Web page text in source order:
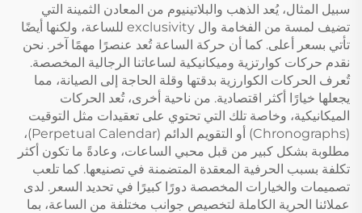
سبيل المثال، يُعد الذهب والبلاتينيوم من المعادن الثمينة التي
تضيف لمسة من الفخامة وال exclusivity للساعة، ولكنها أيضًا
تأتي بسعر أعلى. كما أن حركة الساعة تُعد عنصرًا مهمًا آخر. نحن
نقدم حركات كوارتزية وميكانيكية لساعاتنا الرجالية المخصصة.
تُعرف الحركات الكوارزية بدقتها وقلة الحاجة إلى الصيانة، مما
يجعلها خيارًا أكثر اقتصادية. من ناحية أخرى، تُعد الحركات
الميكانيكية، وخاصة تلك التي تحتوي على تعقيدات مثل التوقيت
(Chronographs) أو التقويم الدائم (Perpetual Calendar)،
مطلوبة بشكل كبير من قبل محبي الساعات، وعادةً ما تكون أكثر
تكلفة بسبب الحرفية المعقدة المتضمنة في تصنيعها. كما تلعب
تصميمات والخيارات المخصصة دورًا كبيرًا في تحديد السعر. لدى
عملائنا الحرية الكاملة لتخصيص جوانب مختلفة من الساعة، بما